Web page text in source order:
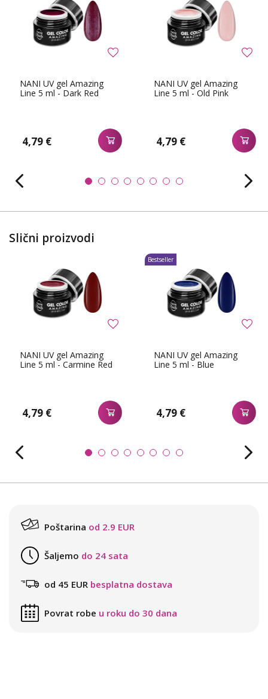
NANI UV gel Amazing
Line 5 ml - Dark Red
4,79 €
NANI UV gel Amazing
Line 5 ml - Old Pink
4,79 €
Slični proizvodi
NANI UV gel Amazing
Line 5 ml - Carmine Red
4,79 €
NANI UV gel Amazing
Line 5 ml - Blue
4,79 €
Bestseller
Poštarina od 2.9 EUR
Šaljemo do 24 sata
od 45 EUR besplatna dostava
Povrat robe u roku do 30 dana